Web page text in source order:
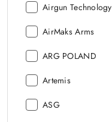
Producent:
Airgun Technology
Producent:
AirMaks Arms
Producent:
ARG POLAND
Producent:
Artemis
Producent:
ASG